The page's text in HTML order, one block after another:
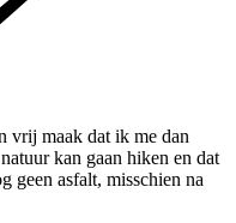
vrij maak dat ik me dan
kan gaan hiken en dat
geen asfalt, misschien na